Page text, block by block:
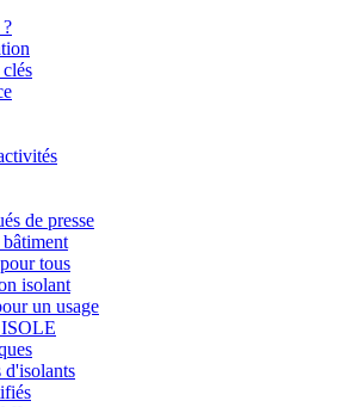
de presse
tous
isolant
un usage
ISOLE
d'isolants